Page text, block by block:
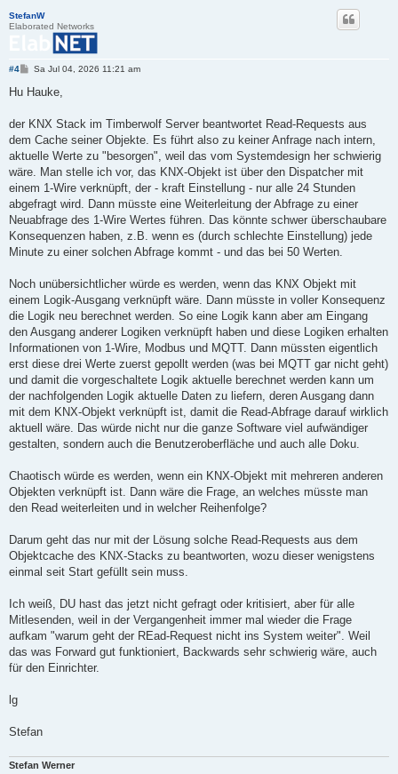
StefanW
Elaborated Networks
#4
B
i
a
Sa Jul 04, 2026 11:21 am
Hu Hauke,
der KNX Stack im Timberwolf Server beantwortet Read-Requests aus
dem Cache seiner Objekte. Es führt also zu keiner Anfrage nach intern,
aktuelle Werte zu "besorgen", weil das vom Systemdesign her schwierig
wäre. Man stelle ich vor, das KNX-Objekt ist über den Dispatcher mit
einem 1-Wire verknüpft, der - kraft Einstellung - nur alle 24 Stunden
abgefragt wird. Dann müsste eine Weiterleitung der Abfrage zu einer
Neuabfrage des 1-Wire Wertes führen. Das könnte schwer überschaubare
Konsequenzen haben, z.B. wenn es (durch schlechte Einstellung) jede
Minute zu einer solchen Abfrage kommt - und das bei 50 Werten.
Noch unübersichtlicher würde es werden, wenn das KNX Objekt mit
einem Logik-Ausgang verknüpft wäre. Dann müsste in voller Konsequenz
die Logik neu berechnet werden. So eine Logik kann aber am Eingang
den Ausgang anderer Logiken verknüpft haben und diese Logiken erhalten
Informationen von 1-Wire, Modbus und MQTT. Dann müssten eigentlich
erst diese drei Werte zuerst gepollt werden (was bei MQTT gar nicht geht)
und damit die vorgeschaltete Logik aktuelle berechnet werden kann um
der nachfolgenden Logik aktuelle Daten zu liefern, deren Ausgang dann
mit dem KNX-Objekt verknüpft ist, damit die Read-Abfrage darauf wirklich
aktuell wäre. Das würde nicht nur die ganze Software viel aufwändiger
gestalten, sondern auch die Benutzeroberfläche und auch alle Doku.
Chaotisch würde es werden, wenn ein KNX-Objekt mit mehreren anderen
Objekten verknüpft ist. Dann wäre die Frage, an welches müsste man
den Read weiterleiten und in welcher Reihenfolge?
Darum geht das nur mit der Lösung solche Read-Requests aus dem
Objektcache des KNX-Stacks zu beantworten, wozu dieser wenigstens
einmal seit Start gefüllt sein muss.
Ich weiß, DU hast das jetzt nicht gefragt oder kritisiert, aber für alle
Mitlesenden, weil in der Vergangenheit immer mal wieder die Frage
aufkam "warum geht der REad-Request nicht ins System weiter". Weil
das was Forward gut funktioniert, Backwards sehr schwierig wäre, auch
für den Einrichter.
lg
Stefan
Stefan Werner